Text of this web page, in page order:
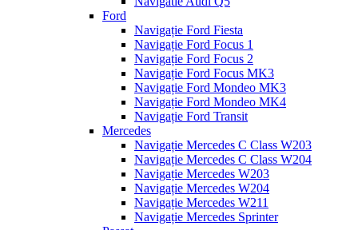
Ford
Navigație Ford Fiesta
Navigație Ford Focus 1
Navigație Ford Focus 2
Navigație Ford Focus MK3
Navigație Ford Mondeo MK3
Navigație Ford Mondeo MK4
Navigație Ford Transit
Mercedes
Navigație Mercedes C Class W203
Navigație Mercedes C Class W204
Navigație Mercedes W203
Navigație Mercedes W204
Navigație Mercedes W211
Navigație Mercedes Sprinter